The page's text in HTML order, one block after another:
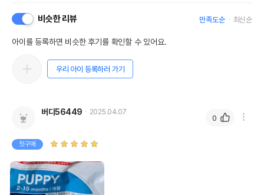
비슷한 리뷰 만족도순 최신순
아이를 등록하면 비슷한 후기를 확인할 수 있어요.
우리 아이 등록하러 가기
버디56449 2025.04.07
첫구매
0